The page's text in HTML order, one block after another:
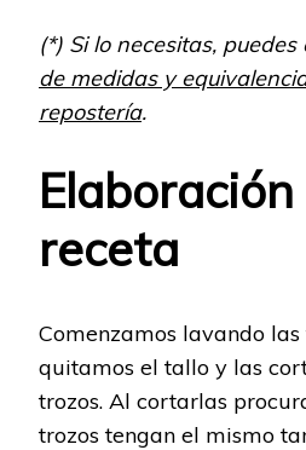
(*) Si lo necesitas,
de medidas y
repostería.
receta
Comenzamos lavando las
quitamos el tallo y las
trozos. Al cortarlas
trozos tengan el mismo